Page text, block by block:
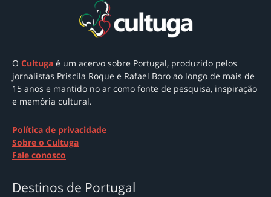
O Cultuga é um acervo sobre Portugal, produzido pelos
jornalistas Priscila Roque e Rafael Boro ao longo de mais de
15 anos e mantido no ar como fonte de pesquisa, inspiração
e memória cultural.
Política de privacidade
Sobre o Cultuga
Fale conosco
Destinos de Portugal